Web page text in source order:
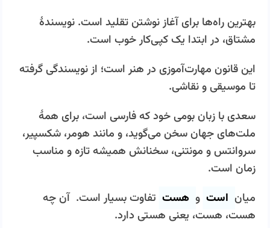
بهترین راه‌ها برای آغاز نوشتن تقلید است. نویسندۀ
مشتاق، در ابتدا یک کپی­‌کار خوب است.
این قانون مهارت‌آموزی در هنر است؛ از نویسندگی گرفته
تا موسیقی و نقاشی.
سعدی با زبان بومی خود که فارسی است، برای همۀ
ملت‌های جهان سخن می‌گوید، و مانند هومر، شکسپیر،
سروانتس و مونتنی، سخنانش همیشه تازه و مناسب
زمان است.
میان است و هست تفاوت بسیار است. آن چه
هست، هست، یعنی هستی دارد.